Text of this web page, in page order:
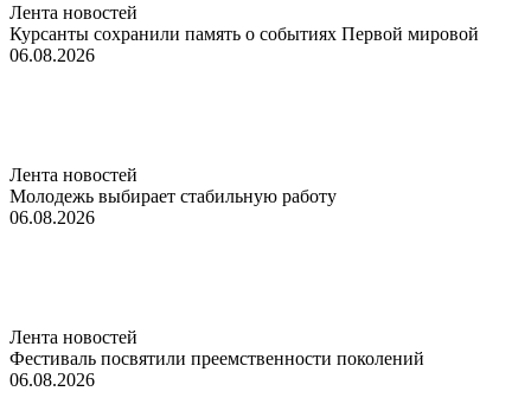
Лента новостей
Курсанты сохранили память о событиях Первой мировой
06.08.2026
Лента новостей
Молодежь выбирает стабильную работу
06.08.2026
Лента новостей
Фестиваль посвятили преемственности поколений
06.08.2026